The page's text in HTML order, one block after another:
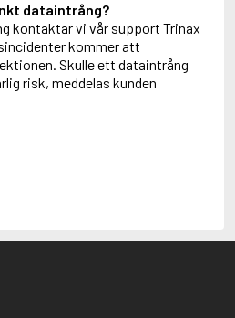
dataintrång?
kontaktar vi vår support Trinax
kommer att
Skulle ett dataintrång
risk, meddelas kunden